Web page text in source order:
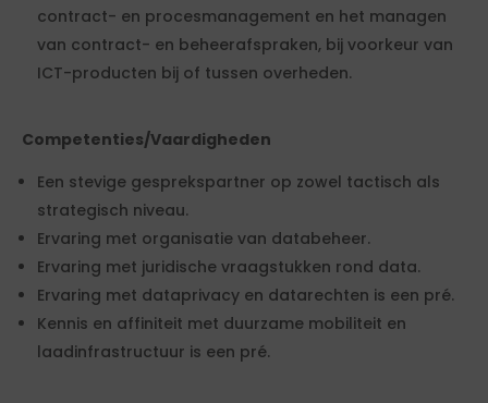
contract- en procesmanagement en het managen
van contract- en beheerafspraken, bij voorkeur van
ICT-producten bij of tussen overheden.
Competenties/Vaardigheden
Een stevige gesprekspartner op zowel tactisch als
strategisch niveau.
Ervaring met organisatie van databeheer.
Ervaring met juridische vraagstukken rond data.
Ervaring met dataprivacy en datarechten is een pré.
Kennis en affiniteit met duurzame mobiliteit en
laadinfrastructuur is een pré.